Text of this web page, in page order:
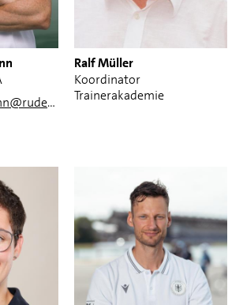
thorsten.kortmann@rudern.de
Ralf Müller
Koordinator
Trainerakademie